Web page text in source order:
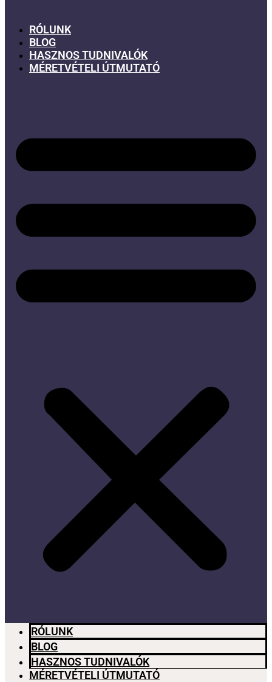
RÓLUNK
BLOG
HASZNOS TUDNIVALÓK
MÉRETVÉTELI ÚTMUTATÓ
RÓLUNK
BLOG
HASZNOS TUDNIVALÓK
MÉRETVÉTELI ÚTMUTATÓ